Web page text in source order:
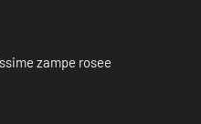
zampe rosee